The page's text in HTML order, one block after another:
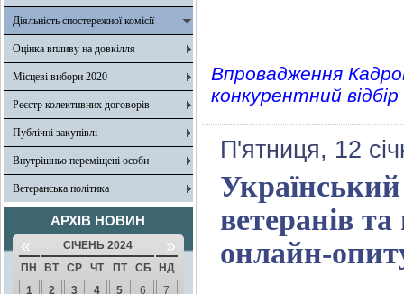
Діяльність спостережної комісії
Оцінка впливу на довкілля
Місцеві вибори 2020
Реєстр колективних договорів
Публічні закупівлі
Внутрішньо переміщені особи
Ветеранська політика
АРХІВ НОВИН
« СІЧЕНЬ 2024 »
ПН ВТ СР ЧТ ПТ СБ
НД
1
2 3 4 5 6
7
Впровадження
конкурентний
П'ятниця, 12
ветеранів
онлайн-